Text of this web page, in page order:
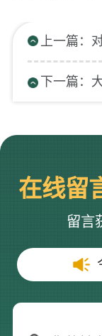
下一篇：
在线留
留言